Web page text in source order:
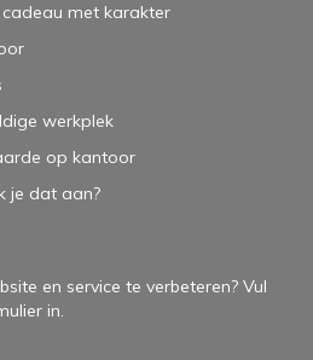
met karakter
werkplek
op kantoor
je dat aan?
en service te verbeteren? Vul
in.